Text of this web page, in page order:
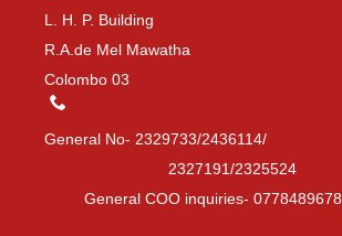
L. H. P. Building
R.A.de Mel Mawatha
Colombo 03
General No- 2329733/2436114/
2327191/2325524
General COO inquiries- 0778489678